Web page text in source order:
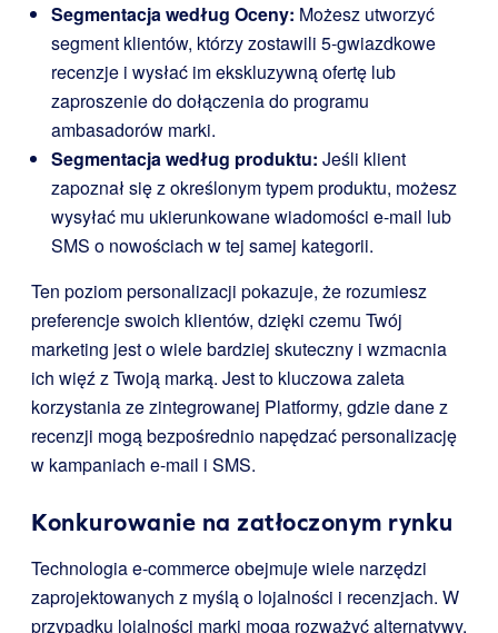
Segmentacja według Oceny: Możesz utworzyć
segment klientów, którzy zostawili 5-gwiazdkowe
recenzje i wysłać im ekskluzywną ofertę lub
zaproszenie do dołączenia do programu
ambasadorów marki.
Segmentacja według produktu: Jeśli klient
zapoznał się z określonym typem produktu, możesz
wysyłać mu ukierunkowane wiadomości e-mail lub
SMS o nowościach w tej samej kategorii.
Ten poziom personalizacji pokazuje, że rozumiesz
preferencje swoich klientów, dzięki czemu Twój
marketing jest o wiele bardziej skuteczny i wzmacnia
ich więź z Twoją marką. Jest to kluczowa zaleta
korzystania ze zintegrowanej Platformy, gdzie dane z
recenzji mogą bezpośrednio napędzać personalizację
w kampaniach e-mail i SMS.
Konkurowanie na zatłoczonym rynku
Technologia e-commerce obejmuje wiele narzędzi
zaprojektowanych z myślą o lojalności i recenzjach. W
przypadku lojalności marki mogą rozważyć alternatywy,